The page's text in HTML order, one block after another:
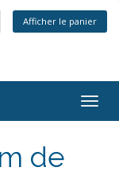
Afficher le panier
de